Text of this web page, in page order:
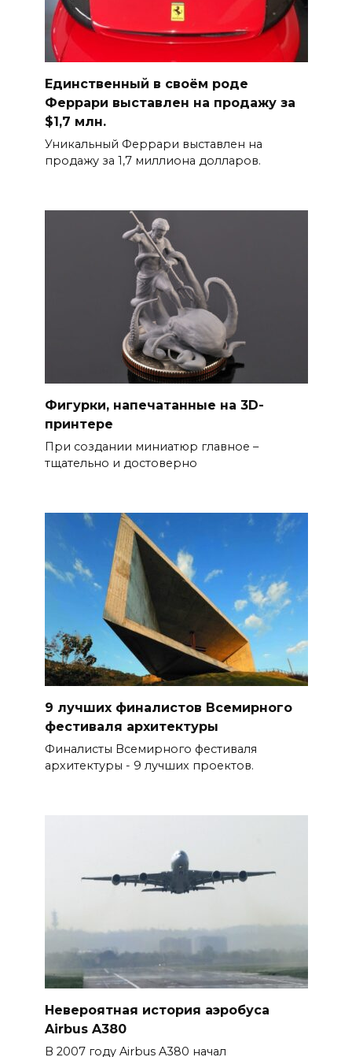
Единственный в своём роде
Феррари выставлен на продажу за
$1,7 млн.
Уникальный Феррари выставлен на
продажу за 1,7 миллиона долларов.
Фигурки, напечатанные на 3D-
принтере
При создании миниатюр главное –
тщательно и достоверно
9 лучших финалистов Всемирного
фестиваля архитектуры
Финалисты Всемирного фестиваля
архитектуры - 9 лучших проектов.
Невероятная история аэробуса
Airbus A380
В 2007 году Airbus A380 начал